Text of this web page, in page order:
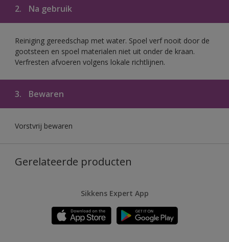
2. Na gebruik
Reiniging gereedschap met water. Spoel verf nooit door de
gootsteen en spoel materialen niet uit onder de kraan.
Verfresten afvoeren volgens lokale richtlijnen.
3. Bewaren
Vorstvrij bewaren
Gerelateerde producten
Sikkens Expert App